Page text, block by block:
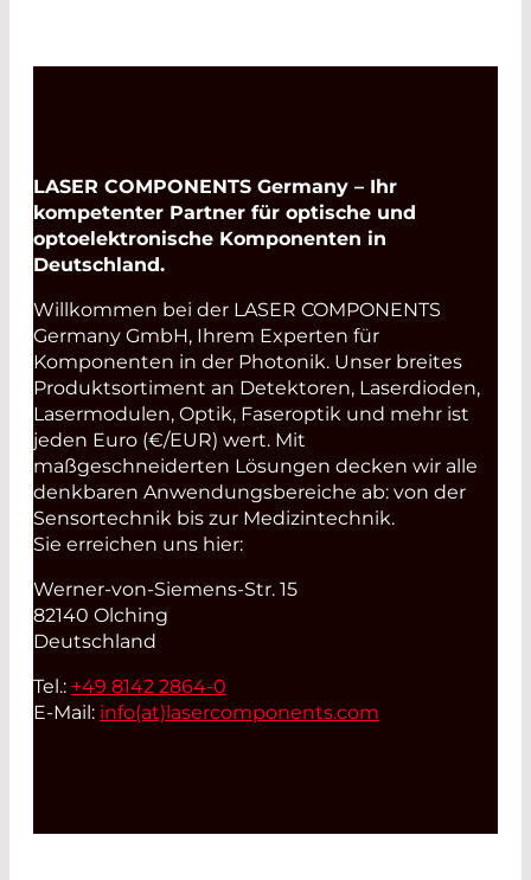
LASER COMPONENTS Germany – Ihr
kompetenter Partner für optische und
optoelektronische Komponenten in
Deutschland.
Willkommen bei der LASER COMPONENTS
Germany GmbH, Ihrem Experten für
Komponenten in der Photonik. Unser breites
Produktsortiment an Detektoren, Laserdioden,
Lasermodulen, Optik, Faseroptik und mehr ist
jeden Euro (€/EUR) wert. Mit
maßgeschneiderten Lösungen decken wir alle
denkbaren Anwendungsbereiche ab: von der
Sensortechnik bis zur Medizintechnik.
Sie erreichen uns hier:
Werner-von-Siemens-Str. 15
82140 Olching
Deutschland
Tel.: +49 8142 2864-0
E-Mail: info(at)lasercomponents.com